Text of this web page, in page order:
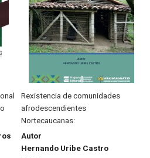
Rexistencia de comunidades
afrodescendientes
Nortecaucanas:
Autor
Hernando Uribe Castro